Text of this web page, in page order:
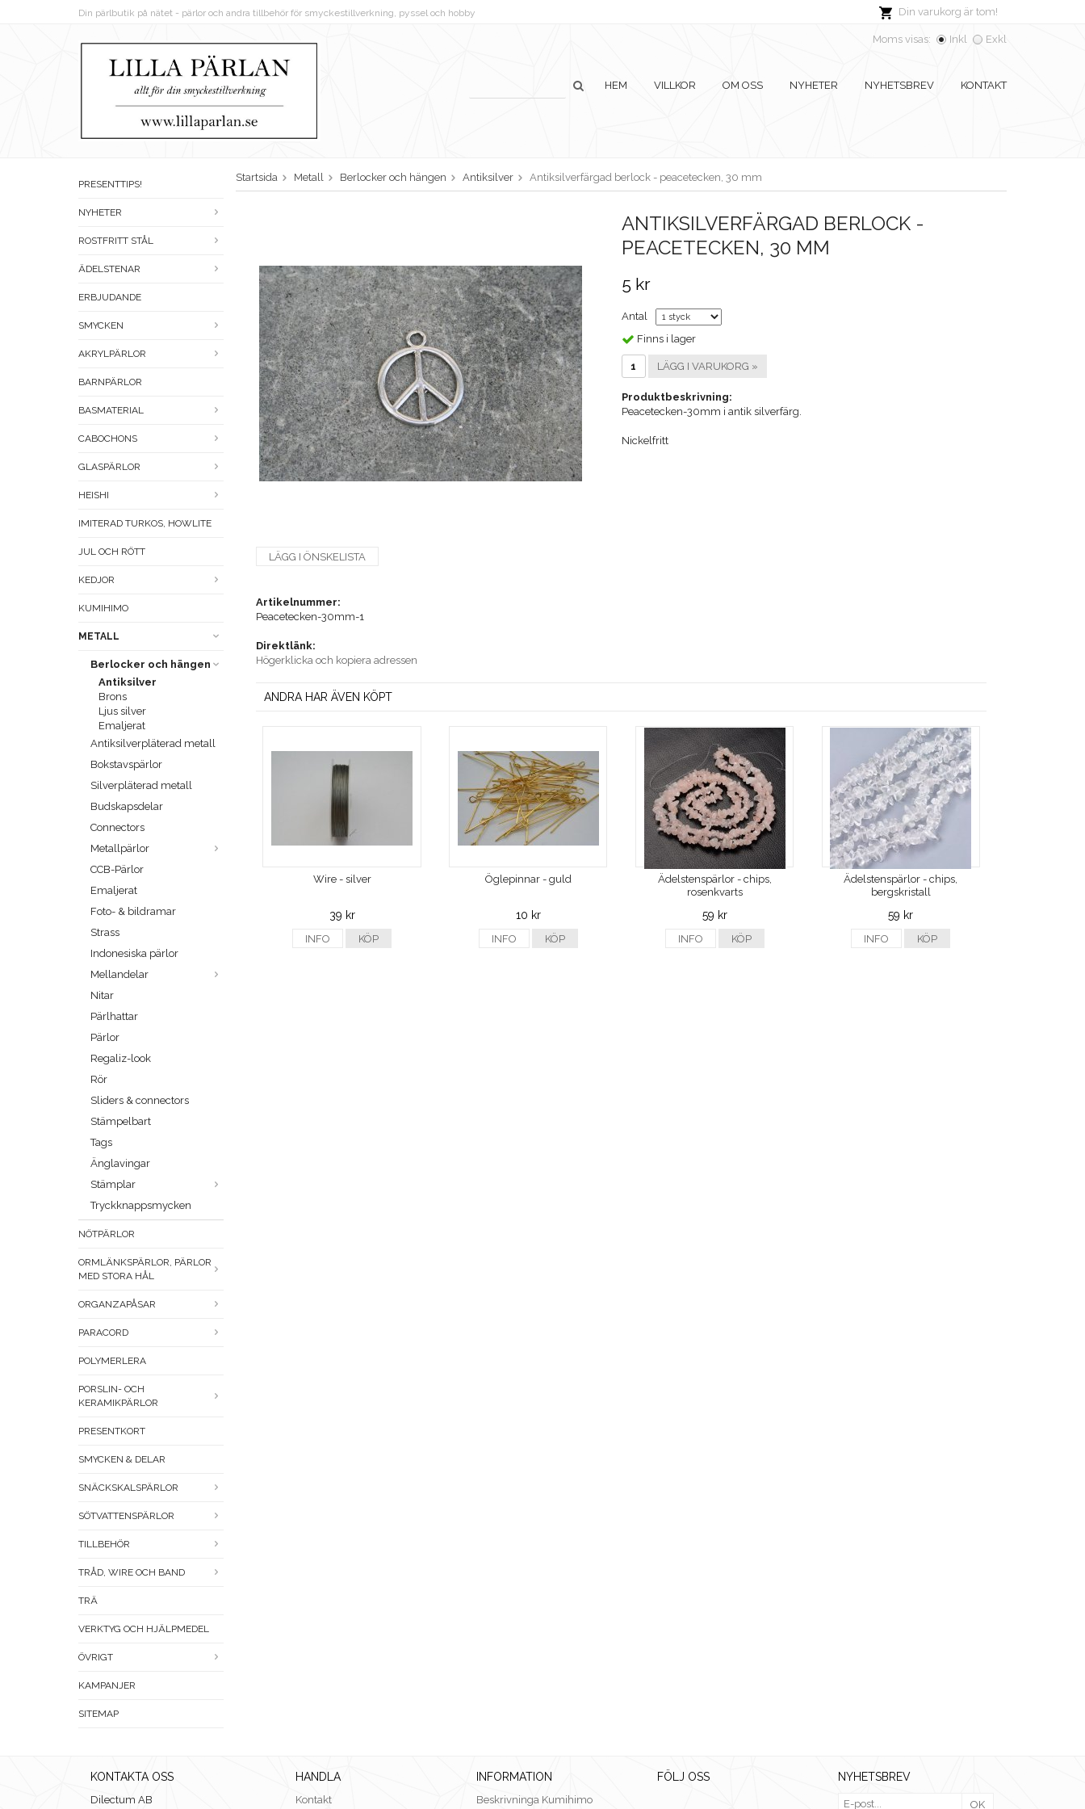
Din varukorg är tom!
Din pärlbutik på nätet - pärlor och andra tillbehör för smyckestillverkning, pyssel och hobby
Moms visas: Inkl Exkl
HEM VILLKOR OM OSS NYHETER NYHETSBREV KONTAKT
PRESENTTIPS!
NYHETER
ROSTFRITT STÅL
ÄDELSTENAR
ERBJUDANDE
SMYCKEN
AKRYLPÄRLOR
BARNPÄRLOR
BASMATERIAL
CABOCHONS
GLASPÄRLOR
HEISHI
IMITERAD TURKOS, HOWLITE
JUL OCH RÖTT
KEDJOR
KUMIHIMO
METALL
Berlocker och hängen
Antiksilver
Brons
Ljus silver
Emaljerat
Antiksilverpläterad metall
Bokstavspärlor
Silverpläterad metall
Budskapsdelar
Connectors
Metallpärlor
CCB-Pärlor
Emaljerat
Foto- & bildramar
Strass
Indonesiska pärlor
Mellandelar
Nitar
Pärlhattar
Pärlor
Regaliz-look
Rör
Sliders & connectors
Stämpelbart
Tags
Änglavingar
Stämplar
Tryckknappsmycken
NÖTPÄRLOR
ORMLÄNKSPÄRLOR, PÄRLOR
MED STORA HÅL
ORGANZAPÅSAR
PARACORD
POLYMERLERA
PORSLIN- OCH
KERAMIKPÄRLOR
PRESENTKORT
SMYCKEN & DELAR
SNÄCKSKALSPÄRLOR
SÖTVATTENSPÄRLOR
TILLBEHÖR
TRÅD, WIRE OCH BAND
TRÄ
VERKTYG OCH HJÄLPMEDEL
ÖVRIGT
KAMPANJER
SITEMAP
Startsida Metall Berlocker och hängen Antiksilver Antiksilverfärgad berlock - peacetecken, 30 mm
ANTIKSILVERFÄRGAD BERLOCK -
PEACETECKEN, 30 MM
5 kr
Antal
Finns i lager
LÄGG I VARUKORG »
Produktbeskrivning:
Peacetecken-30mm i antik silverfärg.
Nickelfritt
LÄGG I ÖNSKELISTA
Artikelnummer:
Peacetecken-30mm-1
Direktlänk:
Högerklicka och kopiera adressen
ANDRA HAR ÄVEN KÖPT
Wire - silver
39 kr
INFO KÖP
Öglepinnar - guld
10 kr
INFO KÖP
Ädelstenspärlor - chips,
rosenkvarts
59 kr
INFO KÖP
Ädelstenspärlor - chips,
bergskristall
59 kr
INFO KÖP
KONTAKTA OSS
Dilectum AB
HANDLA
Kontakt
INFORMATION
Beskrivninga Kumihimo
FÖLJ OSS NYHETSBREV
OK